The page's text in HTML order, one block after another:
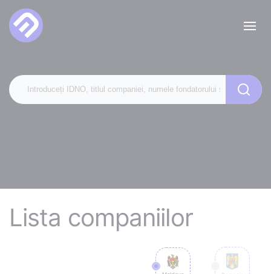
Lista companiilor